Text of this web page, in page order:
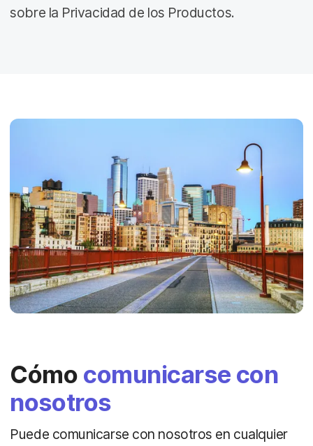
sobre la Privacidad de los Productos.
Cómo comunicarse con
nosotros
Puede comunicarse con nosotros en cualquier